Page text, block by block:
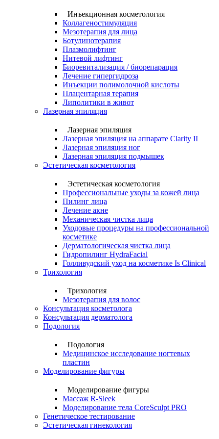
Инъекционная косметология
Коллагеностимуляция
Мезотерапия для лица
Ботулинотерапия
Плазмолифтинг
Нитевой лифтинг
Биоревитализация / биорепарация
Лечение гипергидроза
Инъекции полимолочной кислоты
Плацентарная терапия
Липолитики в живот
Лазерная эпиляция
Лазерная эпиляция
Лазерная эпиляция на аппарате Clarity II
Лазерная эпиляция ног
Лазерная эпиляция подмышек
Эстетическая косметология
Эстетическая косметология
Профессиональные уходы за кожей лица
Пилинг лица
Лечение акне
Механическая чистка лица
Уходовые процедуры на профессиональной
косметике
Дерматологическая чистка лица
Гидропилинг HydraFacial
Голливудский уход на косметике Is Clinical
Трихология
Трихология
Мезотерапия для волос
Консультация косметолога
Консультация дерматолога
Подология
Подология
Медицинское исследование ногтевых
пластин
Моделирование фигуры
Моделирование фигуры
Массаж R-Sleek
Моделирование тела CoreSculpt PRO
Генетическое тестирование
Эстетическая гинекология